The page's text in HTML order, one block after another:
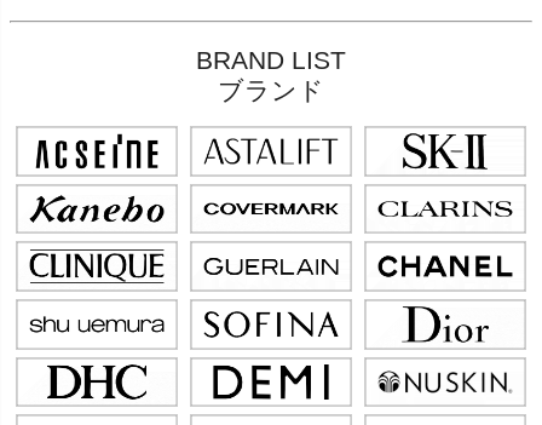
BRAND LIST
ブランド